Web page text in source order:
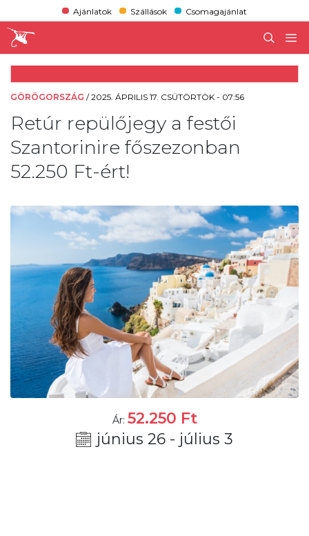
Ajánlatok Szállások Csomagajánlat
GÖRÖGORSZÁG /2025. ÁPRILIS 17. CSÜTÖRTÖK - 07:56
Retúr repülőjegy a festői
Szantorinire főszezonban
52.250 Ft-ért!
Ár: 52.250 Ft
június 26 - július 3